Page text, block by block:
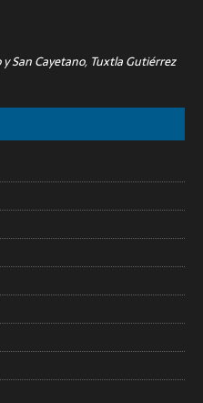
San Cayetano, Tuxtla Gutiérrez